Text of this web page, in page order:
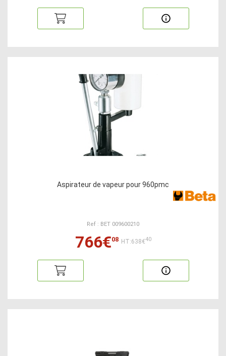
Aspirateur de vapeur pour 960pmc
Ref : BET 009600210
766€08 HT:638€40